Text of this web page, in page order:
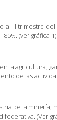
al III trimestre
(ver gráfica 1).
la agricultura,
de las
de la
(Ver